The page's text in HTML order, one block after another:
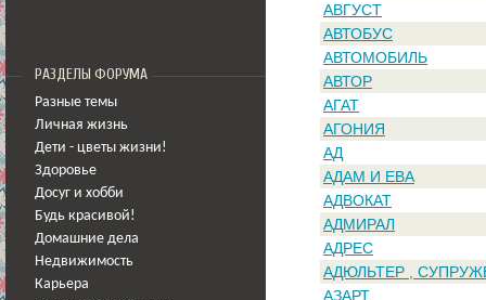
РАЗДЕЛЫ ФОРУМА
Разные темы
Личная жизнь
Дети - цветы жизни!
Здоровье
Досуг и хобби
Будь красивой!
Домашние дела
Недвижимость
Карьера
АВГУСТ
АВТОБУС
АВТОМОБИЛЬ
АВТОР
АГАТ
АГОНИЯ
АД
АДАМ И ЕВА
АДВОКАТ
АДМИРАЛ
АДРЕС
АДЮЛЬТЕР ,
АЗАРТ